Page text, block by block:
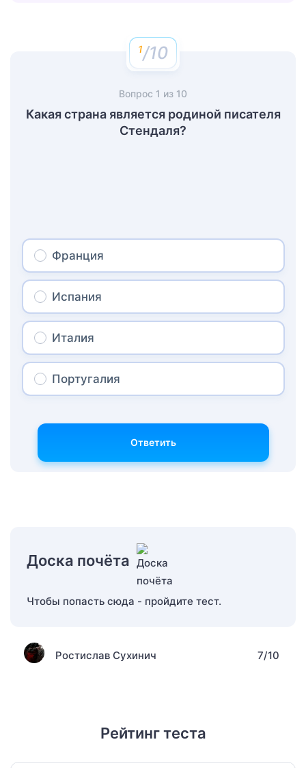
/10
Вопрос 1 из 10
Какая страна является родиной писателя
Стендаля?
Франция
Испания
Италия
Португалия
Ответить
Доска почёта
Чтобы попасть сюда - пройдите тест.
Ростислав Сухинич 7/10
Рейтинг теста